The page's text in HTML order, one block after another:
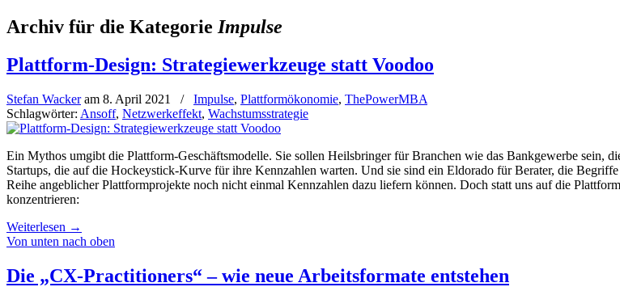
Archiv für die Kategorie Impulse
Plattform-Design: Strategiewerkzeuge statt Voodoo
Stefan Wackeram 8. April 2021 / Impulse, Plattformökonomie, ThePowerMBA
Schlagwörter: Ansoff, Netzwerkeffekt, Wachstumsstrategie
Ein Mythos umgibt die Plattform-Geschäftsmodelle. Sie sollen Heilsbringer für Branchen wie das Bankgewerbe sein,
Startups, die auf die Hockeystick-Kurve für ihre Kennzahlen warten. Und sie sind ein Eldorado für Berater, die
Reihe angeblicher Plattformprojekte noch nicht einmal Kennzahlen dazu liefern können. Doch statt uns auf die
konzentrieren:
Weiterlesen →
Von unten nach oben
Die „CX-Practitioners“ – wie neue Arbeitsformate entstehen